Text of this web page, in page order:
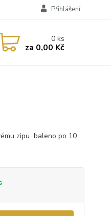
Přihlášení
0ks
za 0,00 Kč
zipu baleno po 10